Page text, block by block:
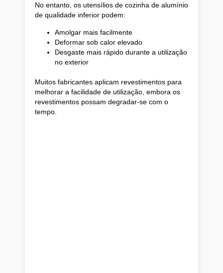
No entanto, os utensílios de cozinha de alumínio
de qualidade inferior podem:
Amolgar mais facilmente
Deformar sob calor elevado
Desgaste mais rápido durante a utilização
no exterior
Muitos fabricantes aplicam revestimentos para
melhorar a facilidade de utilização, embora os
revestimentos possam degradar-se com o
tempo.